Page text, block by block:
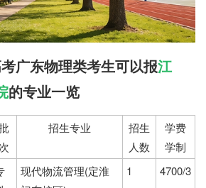
广东物理类考生可以报江
的专业一览
次
招生专业
招生
人数
学费
学制
现代物流管理(定淮
1 4700/3